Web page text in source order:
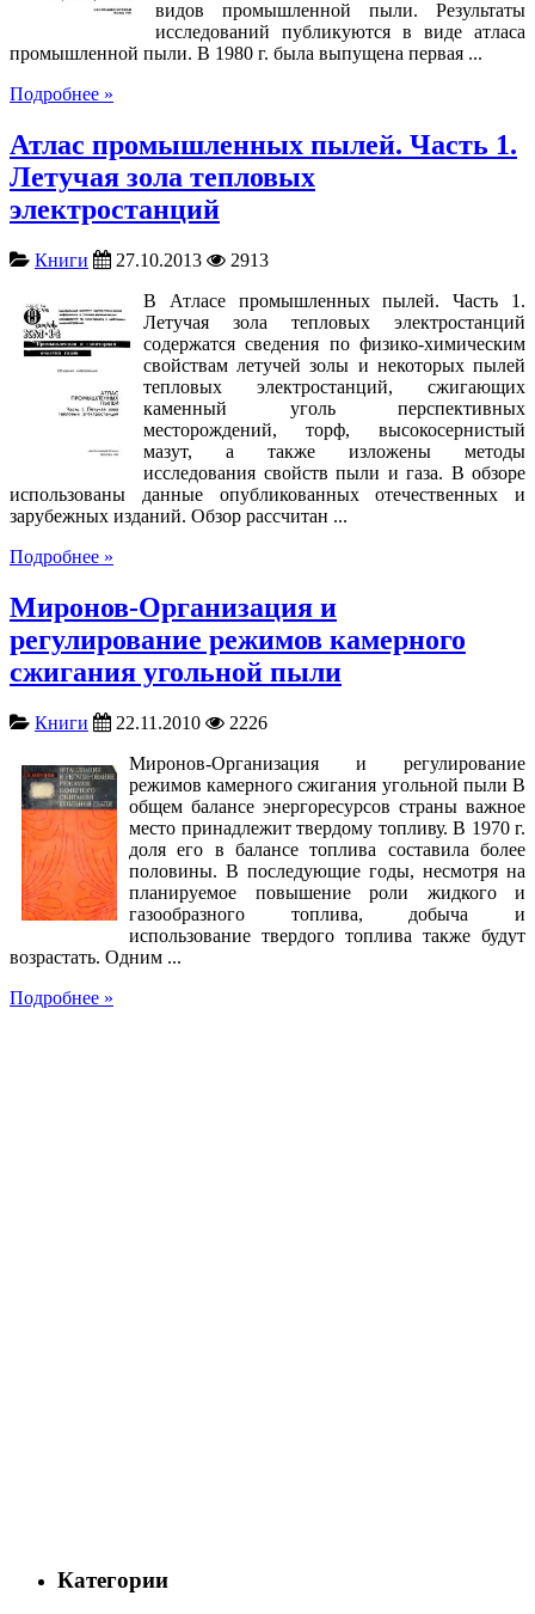
видов промышленной пыли. Результаты
исследований публикуются в виде атласа
промышленной пыли. В 1980 г. была выпущена первая ...
Подробнее »
Атлас промышленных пылей. Часть 1.
Летучая зола тепловых
электростанций
Книги 27.10.2013
2913
В Атласе промышленных пылей. Часть 1.
Летучая зола тепловых электростанций
содержатся сведения по физико-химическим
свойствам летучей золы и некоторых пылей
тепловых электростанций, сжигающих
каменный уголь перспективных
месторождений, торф, высокосернистый
мазут, а также изложены методы
исследования свойств пыли и газа. В обзоре
использованы данные опубликованных отечественных и
зарубежных изданий. Обзор рассчитан ...
Подробнее »
Миронов-Организация и
регулирование режимов камерного
сжигания угольной пыли
Книги 22.11.2010
2226
Миронов-Организация и регулирование
режимов камерного сжигания угольной пыли В
общем балансе энергоресурсов страны важное
место принадлежит твердому топливу. В 1970 г.
доля его в балансе топлива составила более
половины. В последующие годы, несмотря на
планируемое повышение роли жидкого и
газообразного топлива, добыча и
использование твердого топлива также будут
возрастать. Одним ...
Подробнее »
Категории